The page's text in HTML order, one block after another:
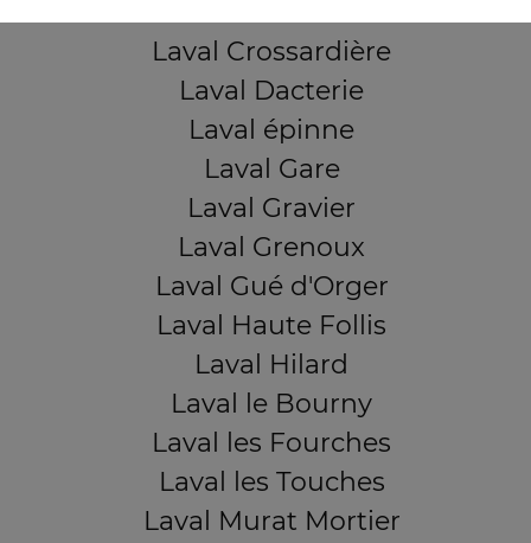
Laval Crossardière
Laval Dacterie
Laval épinne
Laval Gare
Laval Gravier
Laval Grenoux
Laval Gué d'Orger
Laval Haute Follis
Laval Hilard
Laval le Bourny
Laval les Fourches
Laval les Touches
Laval Murat Mortier